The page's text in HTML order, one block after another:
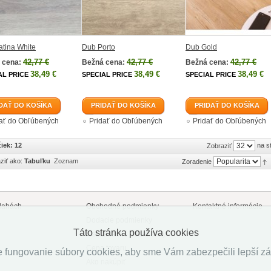
White
cena: 42,77 €
PRICE 38,49 €
DO KOŠÍKA
do Obľúbených
Dub Porto
Bežná cena: 42,77 €
SPECIAL PRICE 38,49 €
PRIDAŤ DO KOŠÍKA
Pridať do Obľúbených
Dub Gold
Bežná cena: 42,77 €
SPECIAL PRICE 38,49 €
PRIDAŤ DO KOŠÍKA
Pridať do Obľúbených
12 Zobraziť na
ako: Tabuľku Zoznam Zoradenie
Obchodné podmienky
Reklamačné podmienky
Cena tovaru
Kontaktné informácie
Táto stránka používa cookies
fungovanie súbory cookies, aby sme Vám zabezpečili lepší